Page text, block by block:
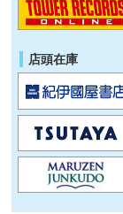
店頭在庫